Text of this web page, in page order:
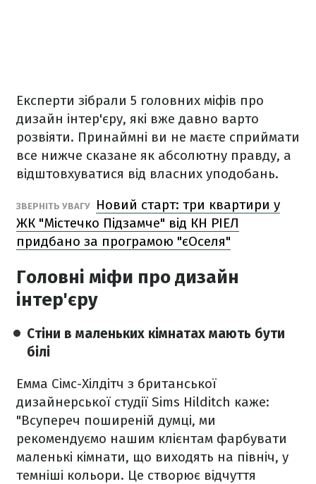
Експерти зібрали 5 головних міфів про
дизайн інтер'єру, які вже давно варто
розвіяти. Принаймні ви не маєте сприймати
все нижче сказане як абсолютну правду, а
відштовхуватися від власних уподобань.
ЗВЕРНІТЬ УВАГУ
Новий старт: три квартири у
ЖК "Містечко Підзамче" від КН РІЕЛ
придбано за програмою "єОселя"
Головні міфи про дизайн
інтер'єру
Стіни в маленьких кімнатах мають бути
білі
Емма Сімс-Хілдітч з британської
дизайнерської студії Sims Hilditch каже:
"Всупереч поширеній думці, ми
рекомендуємо нашим клієнтам фарбувати
маленькі кімнати, що виходять на північ, у
темніші кольори. Це створює відчуття